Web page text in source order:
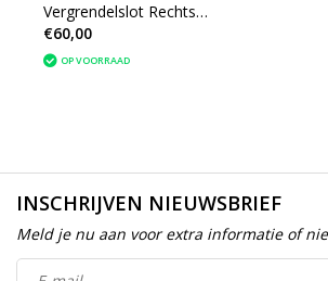
Vergrendelslot Rechts
9680079280 peugeot
207cc ( 8484T1)
€60,00
OP VOORRAAD
INSCHRIJVEN NIEUWSBRIEF
Meld je nu aan voor extra informatie of